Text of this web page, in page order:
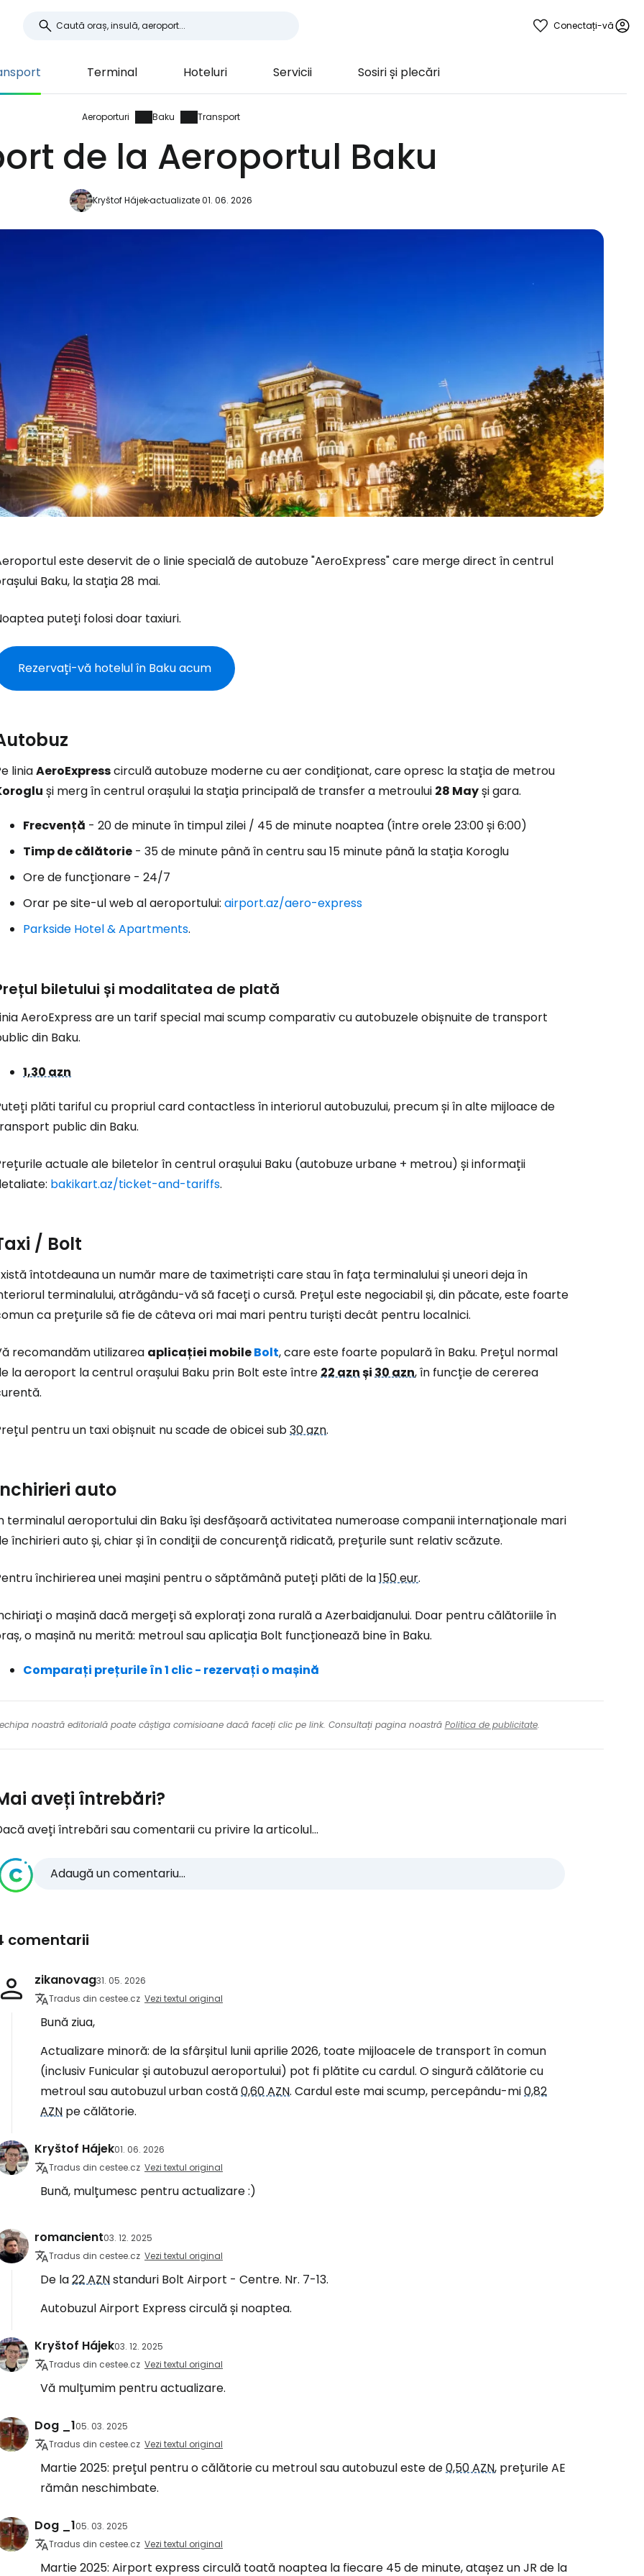
Conectați-vă
Terminal Hoteluri Servicii Sosiri și plecări
Aeroporturi Baku Transport
de la Aeroportul Baku
Kryštof Hájekactualizate 01. 06. 2026
este deservit de o linie specială de autobuze "AeroExpress" care merge direct în centrul
Baku, la stația 28 mai.
puteți folosi doar taxiuri.
Rezervați-vă hotelul în Baku acum
liniaAeroExpresscirculă autobuze moderne cu aer condiționat, care opresc la stația de metrou
și merg în centrul orașului la stația principală de transfer a metroului 28 Mayși gara.
Frecvență - 20 de minute în timpul zilei / 45 de minute noaptea (între orele 23:00 și 6:00)
Timp de călătorie - 35 de minute până în centru sau 15 minute până la stația Koroglu
Ore de funcționare - 24/7
Orar pe site-ul web al aeroportului: airport.az/aero-express
Parkside Hotel & Apartments.
biletului și modalitatea de plată
AeroExpress are un tarif special mai scump comparativ cu autobuzele obișnuite de transport
din Baku.
1,30 azn
plăti tariful cu propriul card contactless în interiorul autobuzului, precum și în alte mijloace de
public din Baku.
actuale ale biletelor în centrul orașului Baku (autobuze urbane + metrou) și informații
bakikart.az/ticket-and-tariffs.
/ Bolt
întotdeauna un număr mare de taximetriști care stau în fața terminalului și uneori deja în
terminalului, atrăgându-vă să faceți o cursă. Prețul este negociabil și, din păcate, este foarte
ca prețurile să fie de câteva ori mai mari pentru turiști decât pentru localnici.
recomandăm utilizarea aplicației mobileBolt, care este foarte populară în Baku. Prețul normal
la aeroport la centrul orașului Baku prin Bolt este între22 aznși30 azn, în funcție de cererea
pentru un taxi obișnuit nu scade de obicei sub30 azn.
auto
terminalul aeroportului din Baku își desfășoară activitatea numeroase companii internaționale mari
închirieri auto și, chiar și în condiții de concurență ridicată, prețurile sunt relativ scăzute.
închirierea unei mașini pentru o săptămână puteți plăti de la150 eur.
o mașină dacă mergeți să explorați zona rurală a Azerbaidjanului. Doar pentru călătoriile în
o mașină nu merită: metroul sau aplicația Bolt funcționează bine în Baku.
Comparați prețurile în 1 clic - rezervați o mașină
noastră editorială poate câștiga comisioane dacă faceți clic pe link. Consultați pagina noastră Politica de publicitate.
aveți întrebări?
aveți întrebări sau comentarii cu privire la articolul...
Adaugă un comentariu...
comentarii
zikanovag31. 05. 2026
Tradus din cestee.cz Vezi textul original
Bună ziua,
Actualizare minoră: de la sfârșitul lunii aprilie 2026, toate mijloacele de transport în comun
(inclusiv Funicular și autobuzul aeroportului) pot fi plătite cu cardul. O singură călătorie cu
metroul sau autobuzul urban costă0,60 AZN. Cardul este mai scump, percepându-mi0,82
AZN pe călătorie.
Kryštof Hájek01. 06. 2026
Tradus din cestee.cz Vezi textul original
Bună, mulțumesc pentru actualizare :)
romancient03. 12. 2025
Tradus din cestee.cz Vezi textul original
De la22 AZNstanduri Bolt Airport - Centre. Nr. 7-13.
Autobuzul Airport Express circulă și noaptea.
Kryštof Hájek03. 12. 2025
Tradus din cestee.cz Vezi textul original
Vă mulțumim pentru actualizare.
Dog _105. 03. 2025
Tradus din cestee.cz Vezi textul original
Martie 2025: prețul pentru o călătorie cu metroul sau autobuzul este de0,50 AZN, prețurile AE
rămân neschimbate.
Dog _105. 03. 2025
Tradus din cestee.cz Vezi textul original
Martie 2025: Airport express circulă toată noaptea la fiecare 45 de minute, atașez un JR de la
Conectați-vă la Cestee